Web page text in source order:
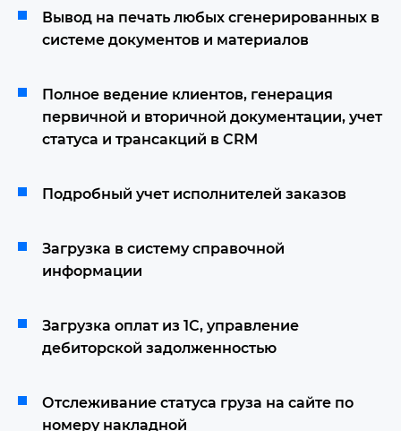
Вывод на печать любых сгенерированных в
системе документов и материалов
Полное ведение клиентов, генерация
первичной и вторичной документации, учет
статуса и трансакций в CRM
Подробный учет исполнителей заказов
Загрузка в систему справочной
информации
Загрузка оплат из 1С, управление
дебиторской задолженностью
Отслеживание статуса груза на сайте по
номеру накладной